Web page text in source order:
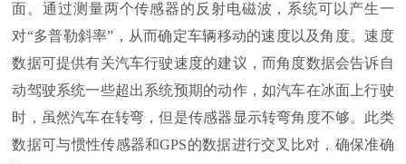
面。通过测量两个传感器的反射电磁波，系统可以产生一
对“多普勒斜率”，从而确定车辆移动的速度以及角度。速度
数据可提供有关汽车行驶速度的建议，而角度数据会告诉自
动驾驶系统一些超出系统预期的动作，如汽车在冰面上行驶
时，虽然汽车在转弯，但是传感器显示转弯角度不够。此类
数据可与惯性传感器和GPS的数据进行交叉比对，确保准确